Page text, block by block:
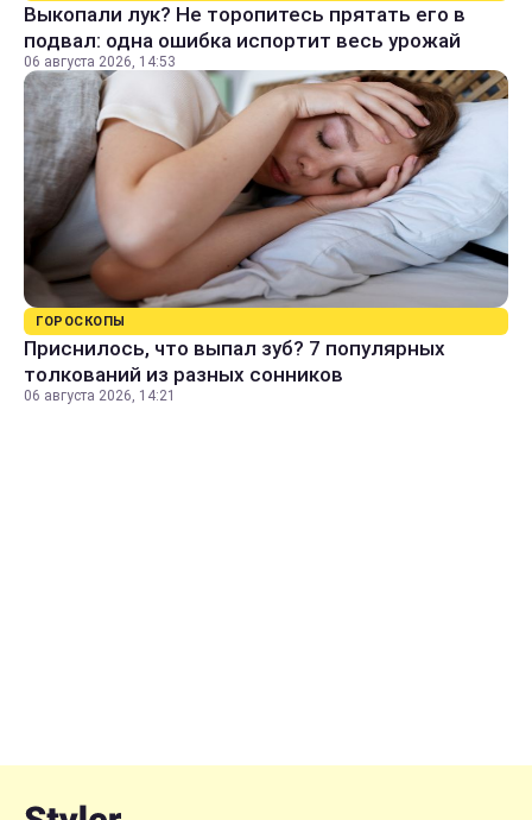
Выкопали лук? Не торопитесь прятать его в
подвал: одна ошибка испортит весь урожай
06 августа 2026, 14:53
ГОРОСКОПЫ
Приснилось, что выпал зуб? 7 популярных
толкований из разных сонников
06 августа 2026, 14:21